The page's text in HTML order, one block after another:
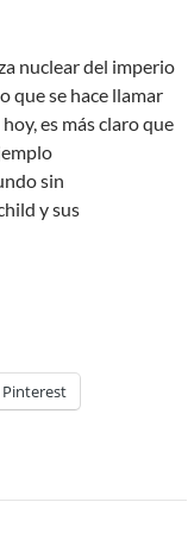
nuclear del imperio
que se hace llamar
es más claro que
sin
y sus
Pinterest